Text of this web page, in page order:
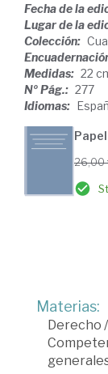
Fecha de la
Lugar de la
Colección:
Medidas: 22
Nº Pág.: 277
Idiomas:
26,00
Materias:
Derecho /